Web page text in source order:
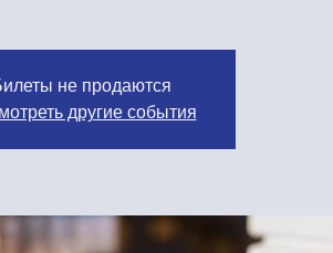
не продаются
другие события